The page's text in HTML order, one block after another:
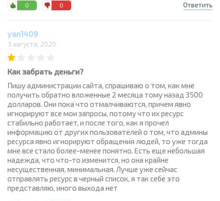
0 0 Ответить
yan1409
3 августа, 2020
Как забрать деньги?
Пишу администрации сайта, спрашиваю о том, как мне
получить обратно вложенные 2 месяца тому назад 3500
долларов. Они пока что отмалчиваются, причем явно
игнорируют все мои запросы, потому что их ресурс
стабильно работает, и после того, как я прочел
информацию от других пользователей о том, что админы
ресурса явно игнорируют обращения людей, то уже тогда
мне все стало более-менее понятно. Есть еще небольшая
надежда, что что-то изменится, но она крайне
несущественная, минимальная. Лучше уже сейчас
отправлять ресурс в черный список, я так себе это
представляю, иного выхода нет